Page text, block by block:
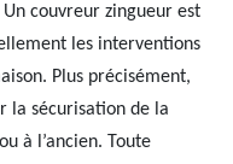
Un couvreur zingueur est
les interventions
Plus précisément,
la sécurisation de la
à l’ancien. Toute